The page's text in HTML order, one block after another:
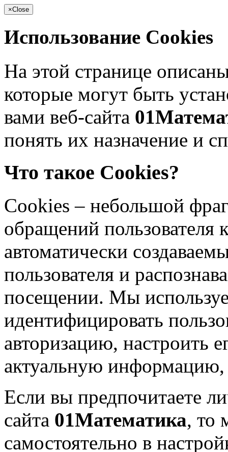
×Close
Использование Cookies
На этой странице
которые могут быть
вами веб-сайта
понять их назначение и
Что такое Cookies?
Cookies – небольшой
обращений пользователя
автоматически
пользователя и
посещении. Мы
идентифицировать
авторизацию, настроить
актуальную информацию,
Если вы предпочитаете
сайта 01Математика, то
самостоятельно в